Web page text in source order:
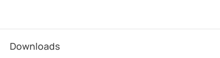
Downloads